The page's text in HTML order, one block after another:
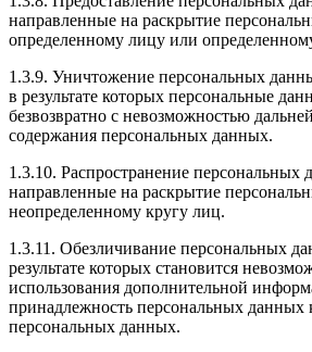
направленные на раскрытие
определенному лицу или
1.3.9. Уничтожение персональных
в результате которых персональные
безвозвратно с невозможностью
содержания персональных данных.
1.3.10. Распространение персональных
направленные на раскрытие
неопределенному кругу лиц.
1.3.11. Обезличивание персональных
результате которых становится
использования дополнительной
принадлежность персональных данных
персональных данных.